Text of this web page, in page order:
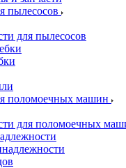
пылесосов
для пылесосов
поломоечных машин
для поломоечных